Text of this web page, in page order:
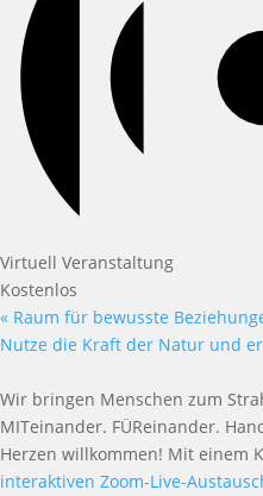
Virtuell Veranstaltung
Kostenlos
« Raum für bewusste
Nutze die Kraft der Natur und
Wir bringen Menschen zum
MITeinander. FÜReinander.
Herzen willkommen! Mit einem
interaktiven Zoom-Live-